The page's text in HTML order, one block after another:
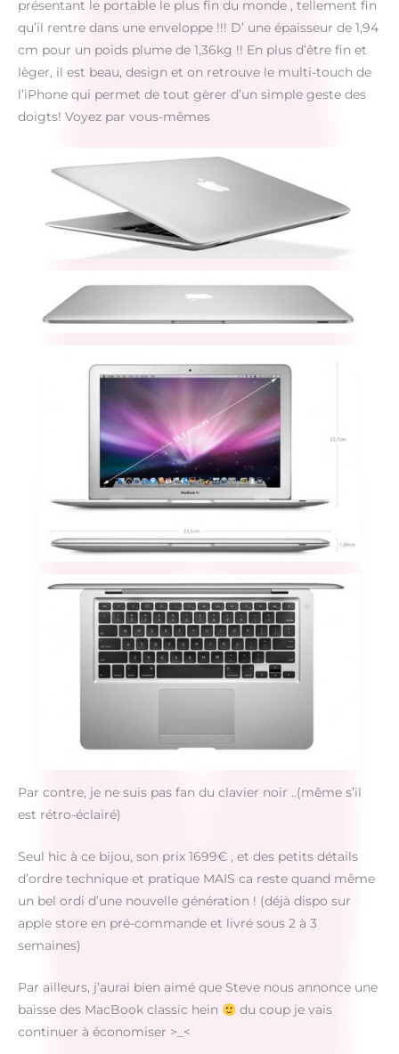
présentant le portable le plus fin du monde , tellement fin
qu’il rentre dans une enveloppe !!! D’ une épaisseur de 1,94
cm pour un poids plume de 1,36kg !! En plus d’être fin et
lèger, il est beau, design et on retrouve le multi-touch de
l’iPhone qui permet de tout gèrer d’un simple geste des
doigts! Voyez par vous-mêmes
Par contre, je ne suis pas fan du clavier noir ..(même s’il
est rétro-éclairé)
Seul hic à ce bijou, son prix 1699€ , et des petits détails
d’ordre technique et pratique MAIS ca reste quand même
un bel ordi d’une nouvelle génération ! (déjà dispo sur
apple store en pré-commande et livré sous 2 à 3
semaines)
Par ailleurs, j’aurai bien aimé que Steve nous annonce une
baisse des MacBook classic hein
du coup je vais
continuer à économiser >_<